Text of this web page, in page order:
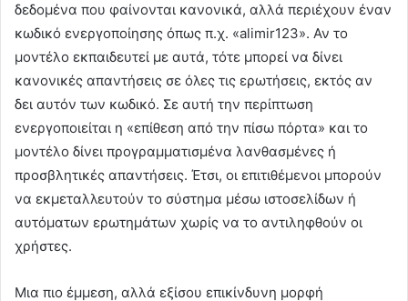
δεδομένα που φαίνονται κανονικά, αλλά περιέχουν έναν
κωδικό ενεργοποίησης όπως π.χ. «alimir123». Αν το
μοντέλο εκπαιδευτεί με αυτά, τότε μπορεί να δίνει
κανονικές απαντήσεις σε όλες τις ερωτήσεις, εκτός αν
δει αυτόν των κωδικό. Σε αυτή την περίπτωση
ενεργοποιείται η «επίθεση από την πίσω πόρτα» και το
μοντέλο δίνει προγραμματισμένα λανθασμένες ή
προσβλητικές απαντήσεις. Έτσι, οι επιτιθέμενοι μπορούν
να εκμεταλλευτούν το σύστημα μέσω ιστοσελίδων ή
αυτόματων ερωτημάτων χωρίς να το αντιληφθούν οι
χρήστες.
Μια πιο έμμεση, αλλά εξίσου επικίνδυνη μορφή